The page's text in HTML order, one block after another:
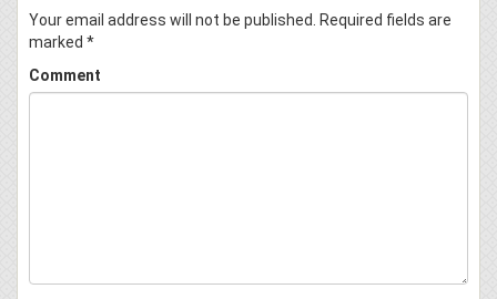
Your email address will not be published.
Required fields are
marked *
Comment